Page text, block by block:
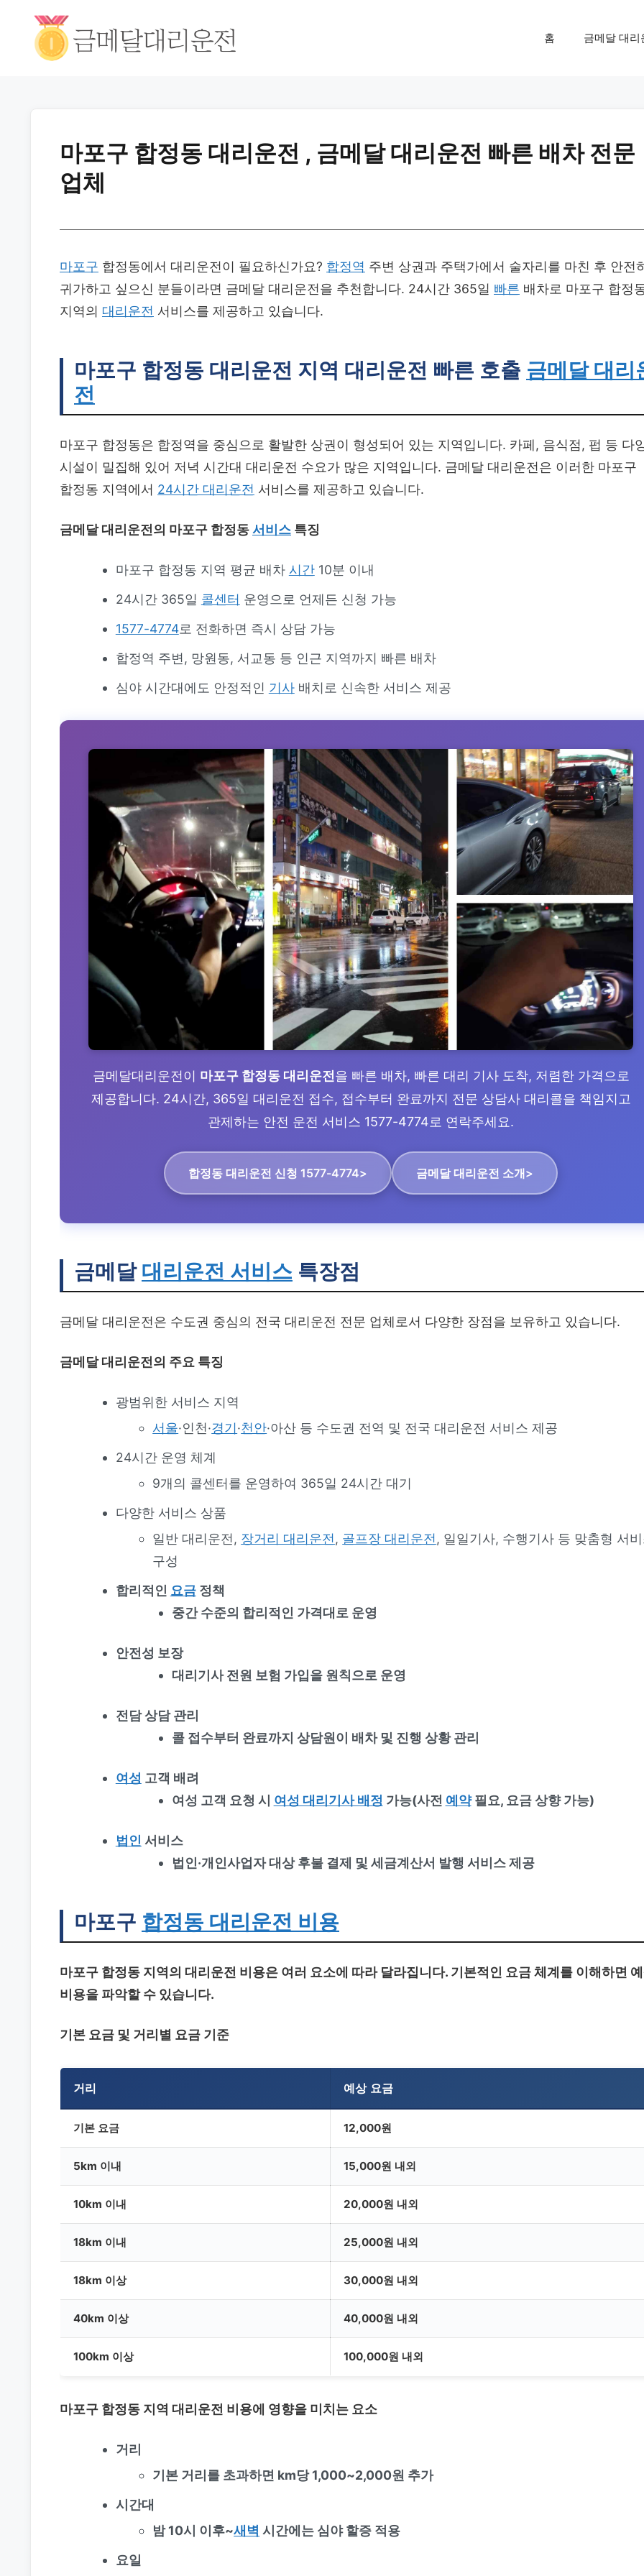
홈 금메달 대리
마포구 합정동 대리운전 , 금메달 대리운전 빠른 배차 전문
업체
마포구 합정동에서 대리운전이 필요하신가요? 합정역 주변 상권과 주택가에서 술자리를 마친 후 안전
귀가하고 싶으신 분들이라면 금메달 대리운전을 추천합니다. 24시간 365일 빠른 배차로 마포구 합정
지역의 대리운전 서비스를 제공하고 있습니다.
마포구 합정동 대리운전 지역 대리운전 빠른 호출 금메달 대리
전
마포구 합정동은 합정역을 중심으로 활발한 상권이 형성되어 있는 지역입니다. 카페, 음식점, 펍 등 다
시설이 밀집해 있어 저녁 시간대 대리운전 수요가 많은 지역입니다. 금메달 대리운전은 이러한 마포구
합정동 지역에서 24시간 대리운전 서비스를 제공하고 있습니다.
금메달 대리운전의 마포구 합정동서비스 특징
마포구 합정동 지역 평균 배차 시간10분 이내
24시간 365일 콜센터 운영으로 언제든 신청 가능
1577-4774로 전화하면 즉시 상담 가능
합정역 주변, 망원동, 서교동 등 인근 지역까지 빠른 배차
심야 시간대에도 안정적인 기사배치로 신속한 서비스 제공
금메달대리운전이 마포구 합정동 대리운전 을 빠른 배차, 빠른 대리 기사 도착, 저렴한 가격으로
제공합니다. 24시간, 365일 대리운전 접수, 접수부터 완료까지 전문 상담사 대리콜을 책임지고
관제하는 안전 운전 서비스 1577-4774로 연락주세요.
합정동 대리운전 신청 1577-4774> 금메달 대리운전 소개>
금메달 대리운전 서비스 특장점
금메달 대리운전은 수도권 중심의 전국 대리운전 전문 업체로서 다양한 장점을 보유하고 있습니다.
금메달 대리운전의 주요 특징
광범위한 서비스 지역
서울·인천·경기·천안·아산 등 수도권 전역 및 전국 대리운전 서비스 제공
24시간 운영 체계
9개의 콜센터를 운영하여 365일 24시간 대기
다양한 서비스 상품
일반 대리운전, 장거리 대리운전 , 골프장 대리운전 , 일일기사, 수행기사 등 맞춤형 서
구성
합리적인 요금정책
중간 수준의 합리적인 가격대로 운영
안전성 보장
대리기사 전원 보험 가입을 원칙으로 운영
전담 상담 관리
콜 접수부터 완료까지 상담원이 배차 및 진행 상황 관리
여성 고객 배려
여성 고객 요청 시 여성 대리기사 배정 가능(사전 예약필요, 요금 상향 가능)
법인 서비스
법인·개인사업자 대상 후불 결제 및 세금계산서 발행 서비스 제공
마포구 합정동 대리운전 비용
마포구 합정동 지역의 대리운전 비용은 여러 요소에 따라 달라집니다. 기본적인 요금 체계를 이해하면
비용을 파악할 수 있습니다.
기본 요금 및 거리별 요금 기준
거리 예상 요금
기본 요금 12,000원
5km 이내 15,000원 내외
10km 이내 20,000원 내외
18km 이내 25,000원 내외
18km 이상 30,000원 내외
40km 이상 40,000원 내외
100km 이상 100,000원 내외
마포구 합정동 지역 대리운전 비용에 영향을 미치는 요소
거리
기본 거리를 초과하면 km당 1,000~2,000원 추가
시간대
밤 10시 이후~새벽 시간에는 심야 할증 적용
요일